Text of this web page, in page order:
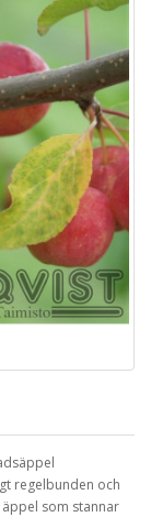
regelbunden och
som stannar